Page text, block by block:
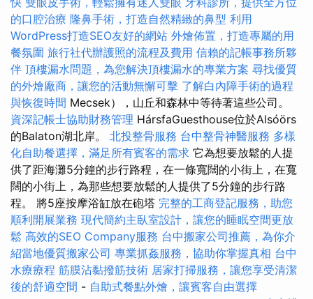
的口腔治療 隆鼻手術，打造自然精緻的鼻型 利用
WordPress打造SEO友好的網站 外燴佈置，打造專屬的用
餐氛圍 旅行社代辦護照的流程及費用 信賴的記帳事務所夥
伴 頂樓漏水問題，為您解決頂樓漏水的專業方案 尋找優質
的外燴廠商，讓您的活動無懈可擊 了解白內障手術的過程
與恢復時間 Mecsek），山丘和森林中等待著這些公司。
資深記帳士協助財務管理 HársfaGuesthouse位於Alsóörs
的Balaton湖北岸。 北投整骨服務 台中整骨神醫服務 多樣
化自助餐選擇，滿足所有賓客的需求 它為想要放鬆的人提
供了距海灘5分鐘的步行路程，在一條寬闊的小街上，在寬
闊的小街上，為那些想要放鬆的人提供了5分鐘的步行路
程。 將5座按摩浴缸放在砲塔 完整的工商登記服務，助您
順利開展業務 現代簡約主臥室設計，讓您的睡眠空間更放
鬆 高效的SEO Company服務 台中搬家公司推薦，為你介
紹當地優質搬家公司 專業抓姦服務，協助你掌握真相 台中
水療療程 筋膜沾黏撥筋技術 居家打掃服務，讓您享受清潔
後的舒適空間 - 自助式餐點外燴，讓賓客自由選擇